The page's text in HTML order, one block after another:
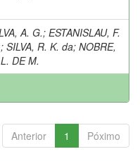
A. G.; ESTANISLAU, F.
; SILVA, R. K. da; NOBRE,
DE M.
Anterior 1 Póximo